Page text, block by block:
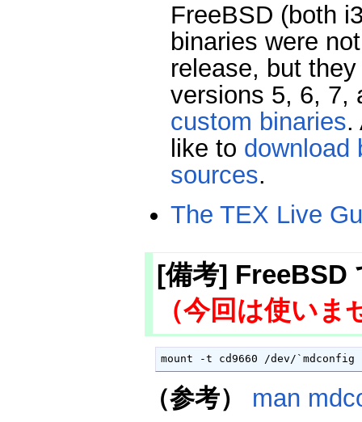
FreeBSD (both
binaries were
release, but
versions 5, 6, 7,
custom binaries.
like to download
sources.
The TEX Live
[備考] FreeBSD
（今回は使いま
mount -t cd9660 /dev/
（参考）
man